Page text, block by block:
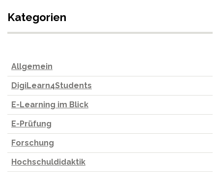
Kategorien
Allgemein
DigiLearn4Students
E-Learning im Blick
E-Prüfung
Forschung
Hochschuldidaktik